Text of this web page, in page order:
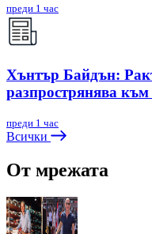
преди 1 час
Хънтър Байдън:
разпрострянява към
преди 1 час
Всички
От мрежата